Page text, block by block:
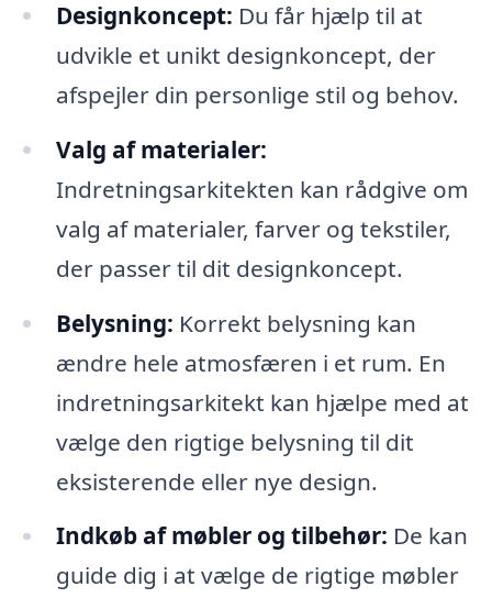
Designkoncept: Du får hjælp til at
udvikle et unikt designkoncept, der
afspejler din personlige stil og behov.
Valg af materialer:
Indretningsarkitekten kan rådgive om
valg af materialer, farver og tekstiler,
der passer til dit designkoncept.
Belysning: Korrekt belysning kan
ændre hele atmosfæren i et rum. En
indretningsarkitekt kan hjælpe med at
vælge den rigtige belysning til dit
eksisterende eller nye design.
Indkøb af møbler og tilbehør: De kan
guide dig i at vælge de rigtige møbler